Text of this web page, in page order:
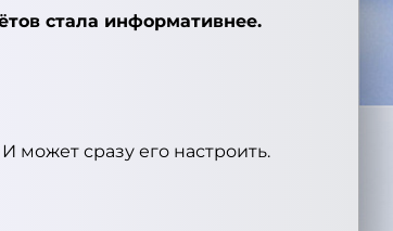
стала информативнее.
может сразу его настроить.